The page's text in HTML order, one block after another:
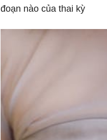
đoạn nào của thai kỳ